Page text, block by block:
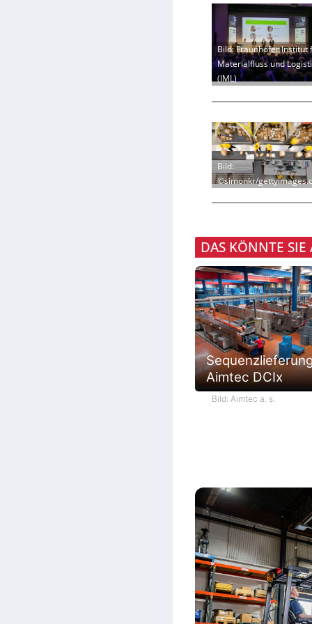
Bild: Fraunhofer Institut
Materialfluss und
(IML)
Bild:
©simonkr/
DAS KÖNNTE SIE
Aimtec DCIx
Bild: Aimtec a. s.